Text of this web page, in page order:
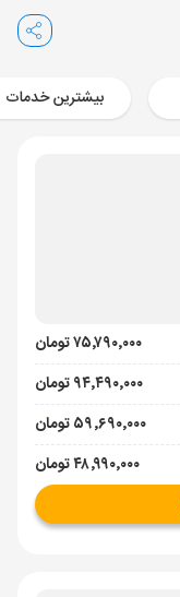
بیشترین خدمات
۷۵٬۷۹۰٬۰۰۰ تومان
۹۴٬۴۹۰٬۰۰۰ تومان
۵۹٬۶۹۰٬۰۰۰ تومان
۴۸٬۹۹۰٬۰۰۰ تومان